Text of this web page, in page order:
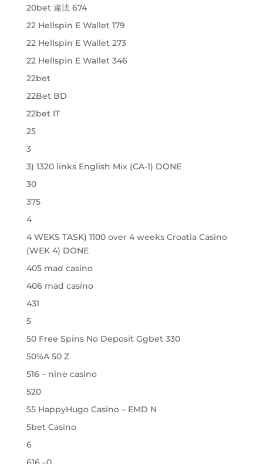
20bet 違法 674
22 Hellspin E Wallet 179
22 Hellspin E Wallet 273
22 Hellspin E Wallet 346
22bet
22Bet BD
22bet IT
25
3
3) 1320 links English Mix (CA-1) DONE
30
375
4
4 WEKS TASK) 1100 over 4 weeks Croatia Casino
(WEK 4) DONE
405 mad casino
406 mad casino
431
5
50 Free Spins No Deposit Ggbet 330
50%A 50 Z
516 – nine casino
520
55 HappyHugo Casino – EMD N
5bet Casino
6